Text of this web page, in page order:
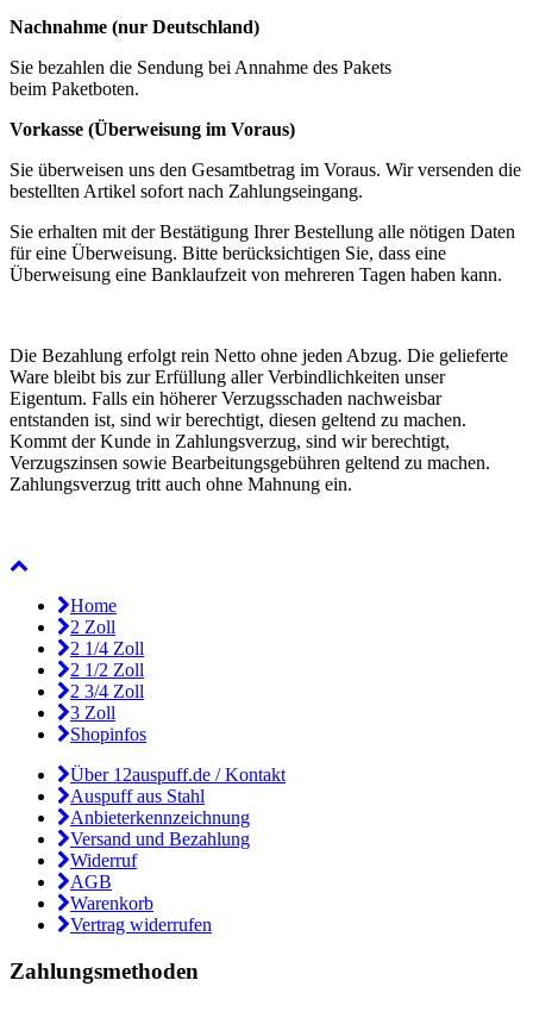
Nachnahme (nur Deutschland)
Sie bezahlen die Sendung bei Annahme des Pakets
beim Paketboten.
Vorkasse (Überweisung im Voraus)
Sie überweisen uns den Gesamtbetrag im Voraus. Wir versenden die
bestellten Artikel sofort nach Zahlungseingang.
Sie erhalten mit der Bestätigung Ihrer Bestellung alle nötigen Daten
für eine Überweisung. Bitte berücksichtigen Sie, dass eine
Überweisung eine Banklaufzeit von mehreren Tagen haben kann.
Die Bezahlung erfolgt rein Netto ohne jeden Abzug. Die gelieferte
Ware bleibt bis zur Erfüllung aller Verbindlichkeiten unser
Eigentum. Falls ein höherer Verzugsschaden nachweisbar
entstanden ist, sind wir berechtigt, diesen geltend zu machen.
Kommt der Kunde in Zahlungsverzug, sind wir berechtigt,
Verzugszinsen sowie Bearbeitungsgebühren geltend zu machen.
Zahlungsverzug tritt auch ohne Mahnung ein.
Home
2 Zoll
2 1/4 Zoll
2 1/2 Zoll
2 3/4 Zoll
3 Zoll
Shopinfos
Über 12auspuff.de / Kontakt
Auspuff aus Stahl
Anbieterkennzeichnung
Versand und Bezahlung
Widerruf
AGB
Warenkorb
Vertrag widerrufen
Zahlungsmethoden